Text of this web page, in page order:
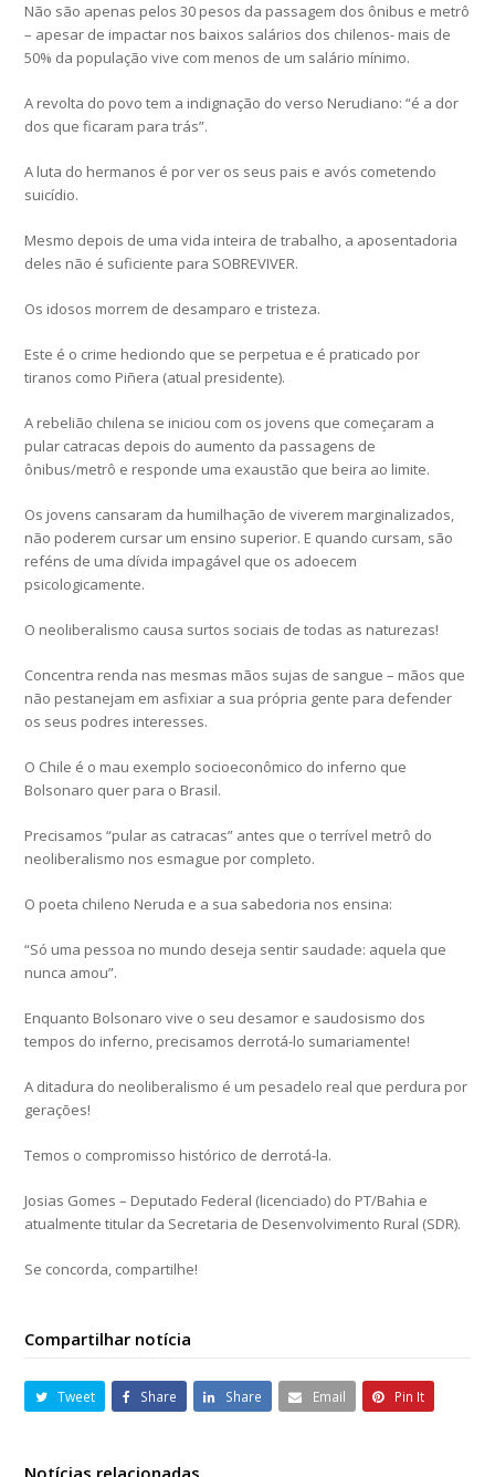
Não são apenas pelos 30 pesos da passagem dos ônibus e metrô
– apesar de impactar nos baixos salários dos chilenos- mais de
50% da população vive com menos de um salário mínimo.
A revolta do povo tem a indignação do verso Nerudiano: “é a dor
dos que ficaram para trás”.
A luta do hermanos é por ver os seus pais e avós cometendo
suicídio.
Mesmo depois de uma vida inteira de trabalho, a aposentadoria
deles não é suficiente para SOBREVIVER.
Os idosos morrem de desamparo e tristeza.
Este é o crime hediondo que se perpetua e é praticado por
tiranos como Piñera (atual presidente).
A rebelião chilena se iniciou com os jovens que começaram a
pular catracas depois do aumento da passagens de
ônibus/metrô e responde uma exaustão que beira ao limite.
Os jovens cansaram da humilhação de viverem marginalizados,
não poderem cursar um ensino superior. E quando cursam, são
reféns de uma dívida impagável que os adoecem
psicologicamente.
O neoliberalismo causa surtos sociais de todas as naturezas!
Concentra renda nas mesmas mãos sujas de sangue – mãos que
não pestanejam em asfixiar a sua própria gente para defender
os seus podres interesses.
O Chile é o mau exemplo socioeconômico do inferno que
Bolsonaro quer para o Brasil.
Precisamos “pular as catracas” antes que o terrível metrô do
neoliberalismo nos esmague por completo.
O poeta chileno Neruda e a sua sabedoria nos ensina:
“Só uma pessoa no mundo deseja sentir saudade: aquela que
nunca amou”.
Enquanto Bolsonaro vive o seu desamor e saudosismo dos
tempos do inferno, precisamos derrotá-lo sumariamente!
A ditadura do neoliberalismo é um pesadelo real que perdura por
gerações!
Temos o compromisso histórico de derrotá-la.
Josias Gomes – Deputado Federal (licenciado) do PT/Bahia e
atualmente titular da Secretaria de Desenvolvimento Rural (SDR).
Se concorda, compartilhe!
Compartilhar notícia
Tweet Share Share Email Pin It